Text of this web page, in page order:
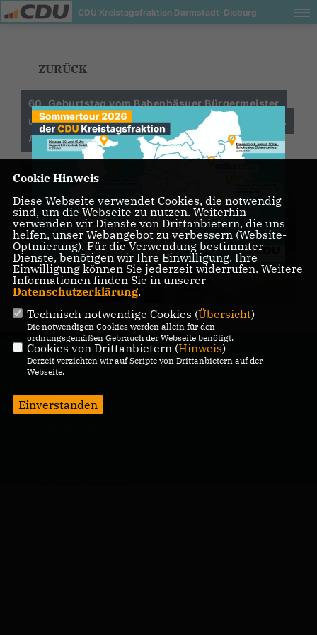
CDU Kreistagsfraktion Darmstadt-Dieburg
ZURÜCK
60. Geburtstag vom Babenhäsuer Bürgermeister
und Kreistagsmitglied Reinhard Rupprecht am 30.
April 2
Homepage der CDU Kreistagsfraktion Darmstadt -
Dieburg
Cookie Hinweis
Diese Webseite verwendet Cookies, die notwendig
sind, um die Webseite zu nutzen. Weiterhin
verwenden wir Dienste von Drittanbietern, die uns
helfen, unser Webangebot zu verbessern (Website-
Optmierung). Für die Verwendung bestimmter
Dienste, benötigen wir Ihre Einwilligung. Ihre
Einwilligung können Sie jederzeit widerrufen. Weitere
Informationen finden Sie in unserer
Datenschutzerklärung.
Technisch notwendige Cookies (Übersicht)
Die notwendigen Cookies werden allein für den
ordnungsgemäßen Gebrauch der Webseite benötigt.
Cookies von Drittanbietern (Hinweis)
Derzeit verzichten wir auf Scripte von Drittanbietern auf der
Webseite.
Einverstanden